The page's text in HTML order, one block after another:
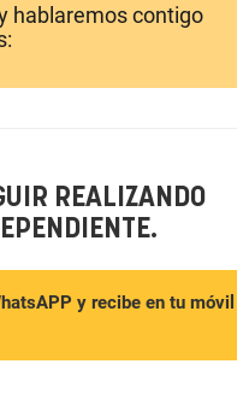
hablaremos contigo
REALIZANDO
y recibe en tu móvil